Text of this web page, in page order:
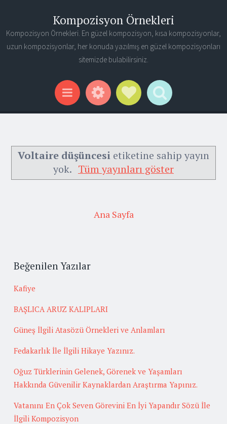
Kompozisyon Örnekleri
Kompozisyon Örnekleri. En güzel kompozisyon, kısa kompozisyonlar,
uzun kompozisyonlar, her konuda yazılmış en güzel kompozisyonları
sitemizde bulabilirsiniz.
Menu WidgetsSocial Links
Search
Voltaire düşüncesi etiketine sahip yayın
yok. Tüm yayınları göster
Ana Sayfa
Beğenilen Yazılar
Kafiye
BAŞLICA ARUZ KALIPLARI
Güneş İlgili Atasözü Örnekleri ve Anlamları
Fedakarlık İle İlgili Hikaye Yazınız.
Oğuz Türklerinin Gelenek, Görenek ve Yaşamları
Hakkında Güvenilir Kaynaklardan Araştırma Yapınız.
Vatanını En Çok Seven Görevini En İyi Yapandır Sözü İle
İlgili Kompozisyon